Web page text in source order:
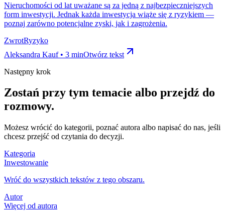
Nieruchomości od lat uważane są za jedną z najbezpieczniejszych
form inwestycji. Jednak każda inwestycja wiąże się z ryzykiem —
poznaj zarówno potencjalne zyski, jak i zagrożenia.
ZwrotRyzyko
Aleksandra Kauf • 3 minOtwórz tekst
Następny krok
Zostań przy tym temacie albo przejdź do
rozmowy.
Możesz wrócić do kategorii, poznać autora albo napisać do nas, jeśli
chcesz przejść od czytania do decyzji.
Kategoria
Inwestowanie
Wróć do wszystkich tekstów z tego obszaru.
Autor
Więcej od autora